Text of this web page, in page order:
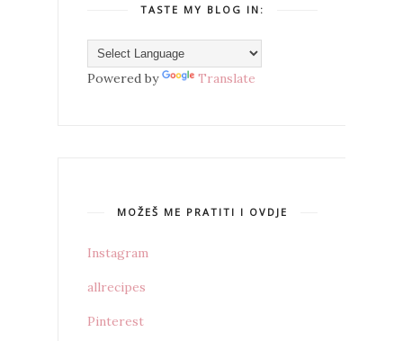
TASTE MY BLOG IN:
Powered by Translate
MOŽEŠ ME PRATITI I OVDJE
Instagram
allrecipes
Pinterest